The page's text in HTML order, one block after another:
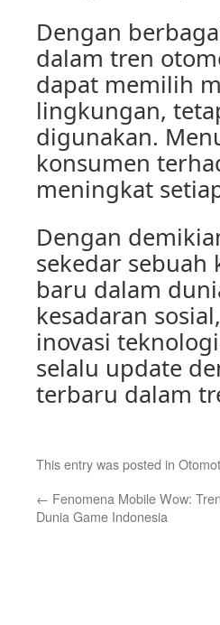
Dengan
dalam tren
dapat memilih
lingkungan,
digunakan.
konsumen
meningkat
Dengan
sekedar sebuah
baru dalam
kesadaran
inovasi
selalu update
terbaru dalam
This entry was posted in
← Fenomena Mobile Wow:
Dunia Game Indonesia